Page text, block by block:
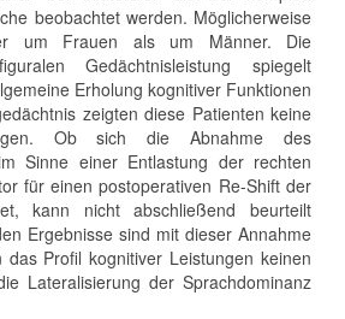
beobachtet werden. Möglicherweise
um Frauen als um Männer. Die
Gedächtnisleistung spiegelt
Erholung kognitiver Funktionen
zeigten diese Patienten keine
Ob sich die Abnahme des
Sinne einer Entlastung der rechten
für einen postoperativen Re-Shift der
kann nicht abschließend beurteilt
Ergebnisse sind mit dieser Annahme
Profil kognitiver Leistungen keinen
Lateralisierung der Sprachdominanz